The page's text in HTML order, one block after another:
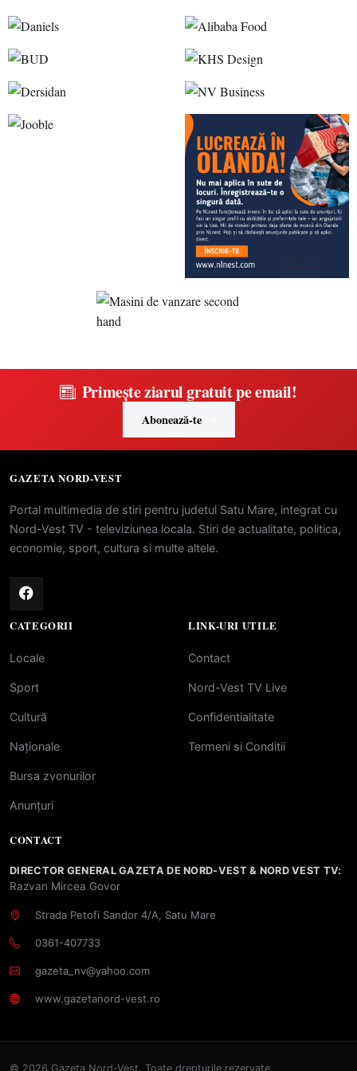
Primește ziarul gratuit pe email!
Abonează-te
GAZETA NORD-VEST
Portal multimedia de stiri pentru judetul Satu Mare, integrat cu
Nord-Vest TV - televiziunea locala. Stiri de actualitate, politica,
economie, sport, cultura si multe altele.
CATEGORII
Locale
Sport
Cultură
Naționale
Bursa zvonurilor
Anunțuri
LINK-URI UTILE
Contact
Nord-Vest TV Live
Confidentialitate
Termeni si Conditii
CONTACT
DIRECTOR GENERAL GAZETA DE NORD-VEST & NORD VEST TV:
Razvan Mircea Govor
Strada Petofi Sandor 4/A, Satu Mare
0361-407733
gazeta_nv@yahoo.com
www.gazetanord-vest.ro
© 2026 Gazeta Nord-Vest. Toate drepturile rezervate.